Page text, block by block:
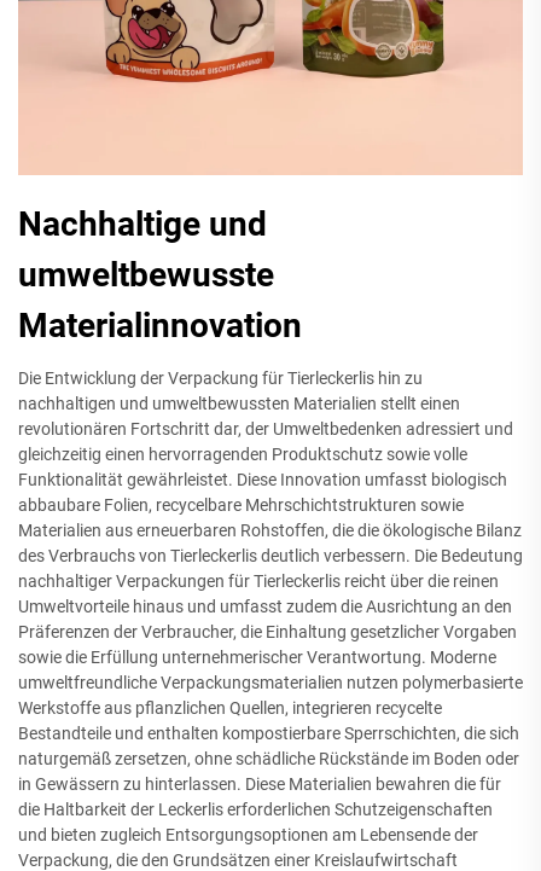
Nachhaltige und
umweltbewusste
Materialinnovation
Die Entwicklung der Verpackung für Tierleckerlis hin zu
nachhaltigen und umweltbewussten Materialien stellt einen
revolutionären Fortschritt dar, der Umweltbedenken adressiert und
gleichzeitig einen hervorragenden Produktschutz sowie volle
Funktionalität gewährleistet. Diese Innovation umfasst biologisch
abbaubare Folien, recycelbare Mehrschichtstrukturen sowie
Materialien aus erneuerbaren Rohstoffen, die die ökologische Bilanz
des Verbrauchs von Tierleckerlis deutlich verbessern. Die Bedeutung
nachhaltiger Verpackungen für Tierleckerlis reicht über die reinen
Umweltvorteile hinaus und umfasst zudem die Ausrichtung an den
Präferenzen der Verbraucher, die Einhaltung gesetzlicher Vorgaben
sowie die Erfüllung unternehmerischer Verantwortung. Moderne
umweltfreundliche Verpackungsmaterialien nutzen polymerbasierte
Werkstoffe aus pflanzlichen Quellen, integrieren recycelte
Bestandteile und enthalten kompostierbare Sperrschichten, die sich
naturgemäß zersetzen, ohne schädliche Rückstände im Boden oder
in Gewässern zu hinterlassen. Diese Materialien bewahren die für
die Haltbarkeit der Leckerlis erforderlichen Schutzeigenschaften
und bieten zugleich Entsorgungsoptionen am Lebensende der
Verpackung, die den Grundsätzen einer Kreislaufwirtschaft